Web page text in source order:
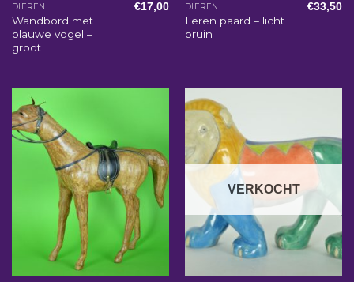
DIEREN
Wandbord met
blauwe vogel –
groot
€17,00 DIEREN
Leren paard – licht
bruin
€33,50
VERKOCHT